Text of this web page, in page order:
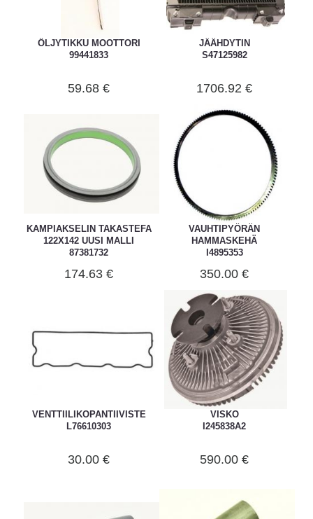
ÖLJYTIKKU MOOTTORI
99441833
59.68 €
JÄÄHDYTIN
S47125982
1706.92 €
KAMPIAKSELIN TAKASTEFA
122X142 UUSI MALLI
87381732
174.63 €
VAUHTIPYÖRÄN
HAMMASKEHÄ
I4895353
350.00 €
VENTTIILIKOPANTIIVISTE
L76610303
30.00 €
VISKO
I245838A2
590.00 €